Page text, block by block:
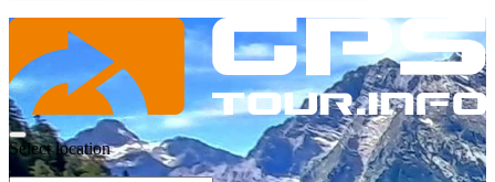
Select location